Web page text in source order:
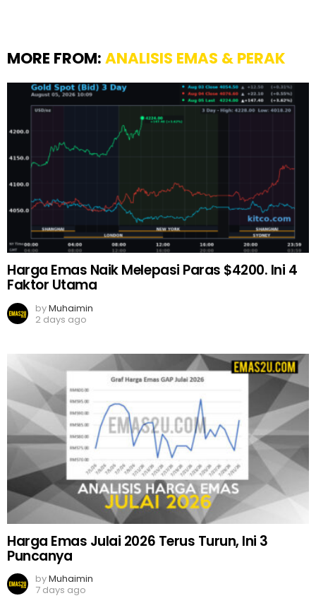
MORE FROM: ANALISIS EMAS & PERAK
Harga Emas Naik Melepasi Paras $4200. Ini 4
Faktor Utama
byMuhaimin
2 days ago
Harga Emas Julai 2026 Terus Turun, Ini 3
Puncanya
byMuhaimin
7 days ago